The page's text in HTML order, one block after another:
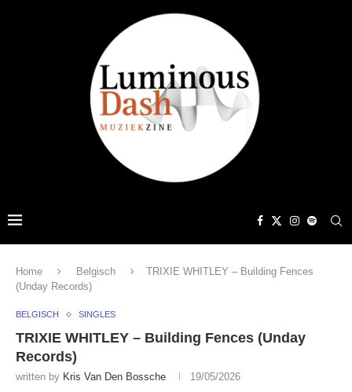
Home Belgisch
TRIXIE WHITLEY – Building Fences
(Unday Records)
BELGISCH SINGLES
TRIXIE WHITLEY – Building Fences (Unday
Records)
written by Kris Van Den Bossche 19/05/2026